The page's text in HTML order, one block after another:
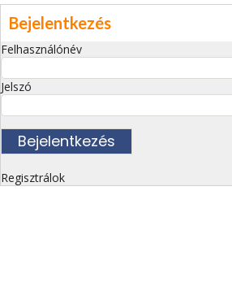
Bejelentkezés
Felhasználónév
Jelszó
Regisztrálok